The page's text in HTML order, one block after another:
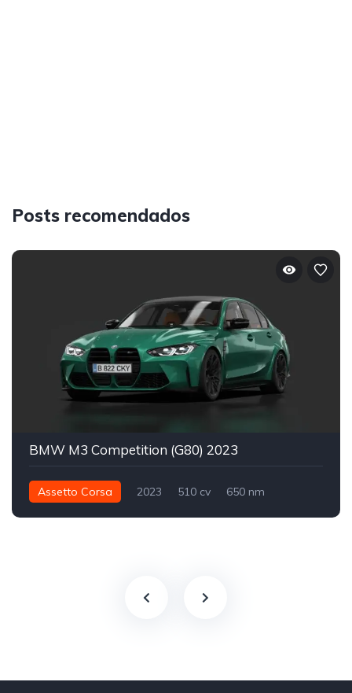
Posts recomendados
BMW M3 Competition (G80) 2023
Assetto Corsa 2023 510 cv
650 nm